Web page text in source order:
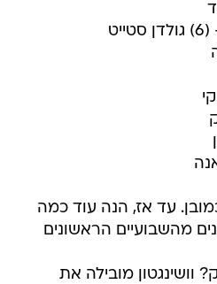
עד אז, הנה עוד כמה
מהשבועיים הראשונים
מובילה את